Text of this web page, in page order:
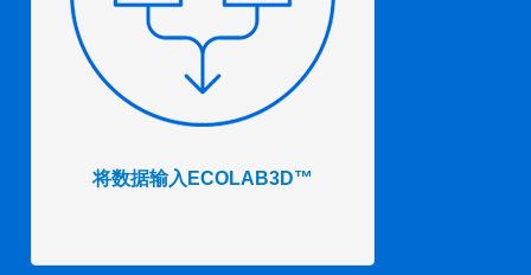
将数据输入ECOLAB3D™